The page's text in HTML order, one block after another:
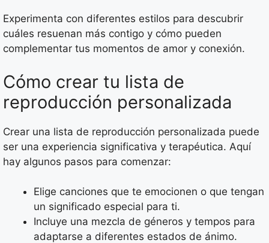
Experimenta con diferentes estilos para descubrir
cuáles resuenan más contigo y cómo pueden
complementar tus momentos de amor y conexión.
Cómo crear tu lista de
reproducción personalizada
Crear una lista de reproducción personalizada puede
ser una experiencia significativa y terapéutica. Aquí
hay algunos pasos para comenzar:
Elige canciones que te emocionen o que tengan
un significado especial para ti.
Incluye una mezcla de géneros y tempos para
adaptarse a diferentes estados de ánimo.